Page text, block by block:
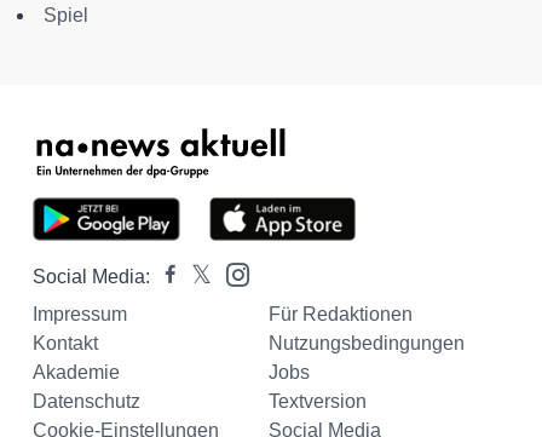
Spiel
Social Media:
Impressum
Für Redaktionen
Kontakt
Nutzungsbedingungen
Akademie
Jobs
Datenschutz
Textversion
Cookie-Einstellungen
Social Media